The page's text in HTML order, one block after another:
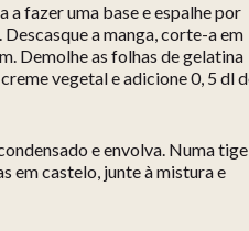
a fazer uma base e espalhe por
a manga, corte-a em
Demolhe as folhas de gelatina
vegetal e adicione 0, 5 dl
e envolva. Numa
em castelo, junte à mistura e